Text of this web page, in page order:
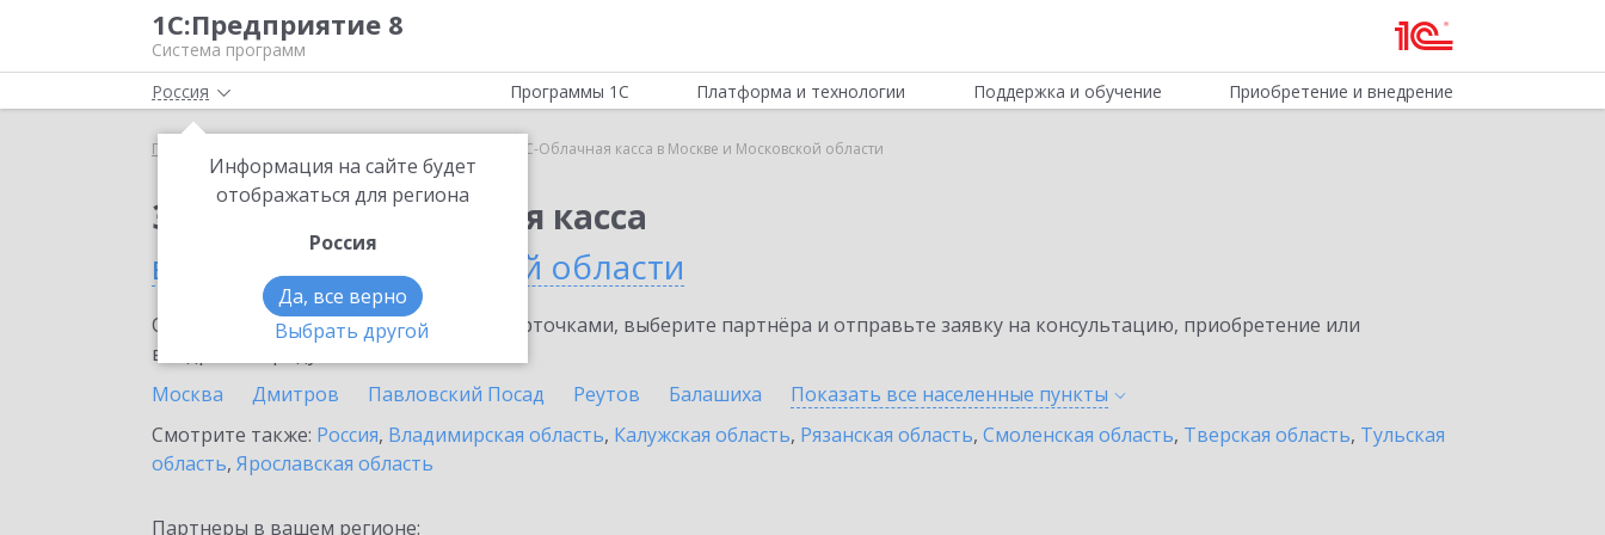
1С:Предприятие 8
Система программ
Россия
Информация на сайте будет
отображаться для региона
Россия
Да, все верно
Выбрать другой
Программы 1С Платформа и технологии Поддержка и обучение Приобретение и внедрение
Главная 1С-Облачная касса в Москве и Московской области
Заказать 1С-Облачная касса
в Москве и Московской области
Ознакомьтесь с информационными карточками, выберите партнёра и отправьте заявку на консультацию, приобретение или
внедрение продукта.
Москва
Дмитров Павловский Посад Реутов Балашиха Показать все населенные пункты
Смотрите также: Россия, Владимирская область, Калужская область, Рязанская область, Смоленская область, Тверская область, Тульская
область, Ярославская область
Партнеры в вашем регионе: